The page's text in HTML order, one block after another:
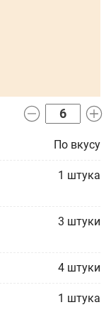
По вкусу
1 штука
3 штуки
4 штуки
1 штука